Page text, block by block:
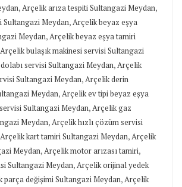
,Arçelik arıza tespiti Sultangazi Meydan,
Sultangazi Meydan,Arçelik beyaz eşya
Meydan,Arçelik beyaz eşya tamiri
Arçelik bulaşık makinesi servisi Sultangazi
servisi Sultangazi Meydan,Arçelik
Sultangazi Meydan,Arçelik derin
Meydan,Arçelik ev tipi beyaz eşya
Sultangazi Meydan,Arçelik gaz
Meydan,Arçelik hızlı çözüm servisi
Arçelik kart tamiri Sultangazi Meydan,Arçelik
Meydan,Arçelik motor arızası tamiri,
Sultangazi Meydan,Arçelik orijinal yedek
parça değişimi Sultangazi Meydan,Arçelik